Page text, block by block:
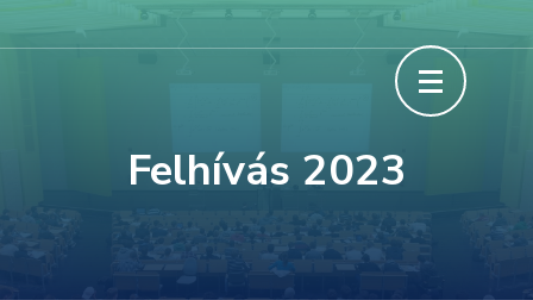
toFelvidéki Tudományos Diákköri
Felhívás 2023